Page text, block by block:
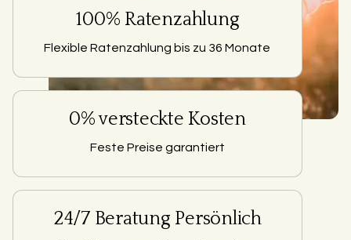
100% Ratenzahlung
Flexible Ratenzahlung bis zu 36 Monate
0% versteckte Kosten
Feste Preise garantiert
24/7 Beratung Persönlich